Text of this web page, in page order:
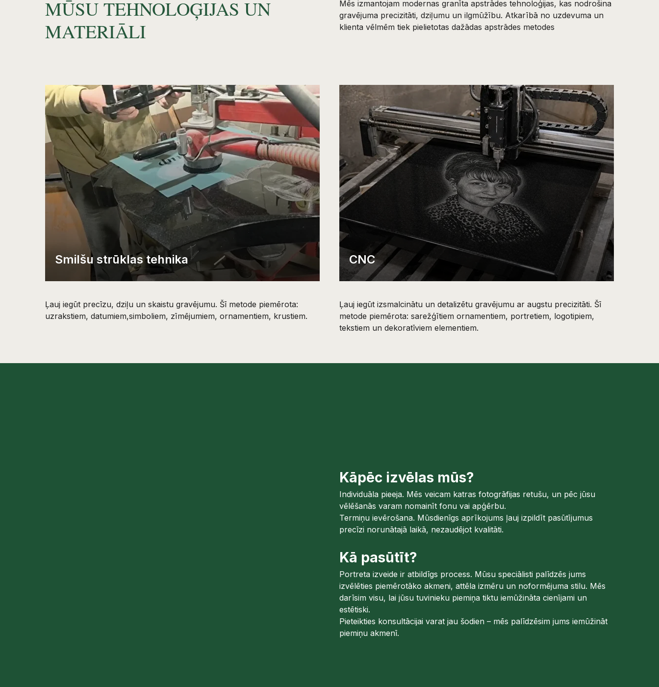
MŪSU TEHNOLOĢIJAS UN
MATERIĀLI
Mēs izmantojam modernas granīta apstrādes tehnoloģijas, kas nodrošina
gravējuma precizitāti, dziļumu un ilgmūžību. Atkarībā no uzdevuma un
klienta vēlmēm tiek pielietotas dažādas apstrādes metodes
Smilšu strūklas tehnika
Ļauj iegūt precīzu, dziļu un skaistu gravējumu. Šī metode piemērota:
uzrakstiem, datumiem,simboliem, zīmējumiem, ornamentiem, krustiem.
CNC
Ļauj iegūt izsmalcinātu un detalizētu gravējumu ar augstu precizitāti. Šī
metode piemērota: sarežģītiem ornamentiem, portretiem, logotipiem,
tekstiem un dekoratīviem elementiem.
Kāpēc izvēlas mūs?
Individuāla pieeja. Mēs veicam katras fotogrāfijas retušu, un pēc jūsu
vēlēšanās varam nomainīt fonu vai apģērbu.
Termiņu ievērošana. Mūsdienīgs aprīkojums ļauj izpildīt pasūtījumus
precīzi norunātajā laikā, nezaudējot kvalitāti.
Kā pasūtīt?
Portreta izveide ir atbildīgs process. Mūsu speciālisti palīdzēs jums
izvēlēties piemērotāko akmeni, attēla izmēru un noformējuma stilu. Mēs
darīsim visu, lai jūsu tuvinieku piemiņa tiktu iemūžināta cienījami un
estētiski.
Pieteikties konsultācijai varat jau šodien – mēs palīdzēsim jums iemūžināt
piemiņu akmenī.